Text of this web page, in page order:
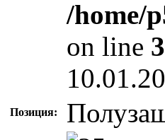
/home/
on line
Позиция: